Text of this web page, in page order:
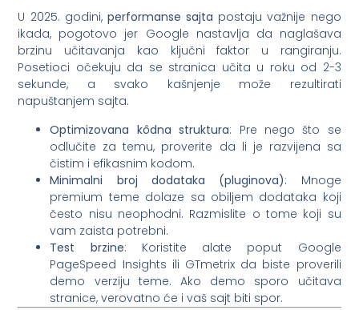
U 2025. godini, performanse sajta postaju važnije nego
ikada, pogotovo jer Google nastavlja da naglašava
brzinu učitavanja kao ključni faktor u rangiranju.
Posetioci očekuju da se stranica učita u roku od 2-3
sekunde, a svako kašnjenje može rezultirati
napuštanjem sajta.
Optimizovana kôdna struktura: Pre nego što se
odlučite za temu, proverite da li je razvijena sa
čistim i efikasnim kodom.
Minimalni broj dodataka (pluginova): Mnoge
premium teme dolaze sa obiljem dodataka koji
često nisu neophodni. Razmislite o tome koji su
vam zaista potrebni.
Test brzine: Koristite alate poput Google
PageSpeed Insights ili GTmetrix da biste proverili
demo verziju teme. Ako demo sporo učitava
stranice, verovatno će i vaš sajt biti spor.